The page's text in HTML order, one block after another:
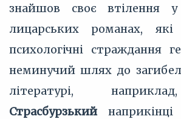
знайшов своє втілення у
лицарських романах, які
психологічні страждання
неминучий шлях до
літературі,
Страсбурзькийнаприкінці